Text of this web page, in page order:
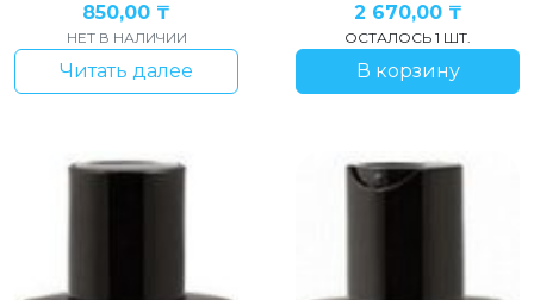
850,00 ₸
НЕТ В НАЛИЧИИ
Читать далее
2 670,00 ₸
ОСТАЛОСЬ 1 ШТ.
В корзину